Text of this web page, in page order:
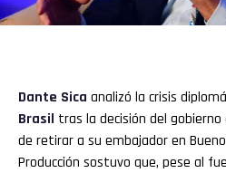
Dante Sica analizó la crisis
Brasil tras la decisión del gobierno
de retirar a su embajador en
Producción sostuvo que, pese al